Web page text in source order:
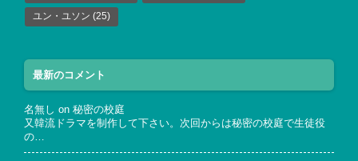
ユン・ユソン (25)
最新のコメント
名無し on 秘密の校庭
又韓流ドラマを制作して下さい。次回からは秘密の校庭で生徒役
の…